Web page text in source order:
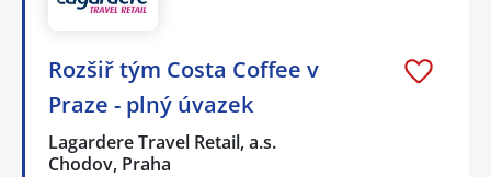
Rozšiř tým Costa Coffee v
Praze - plný úvazek
Lagardere Travel Retail, a.s.
Chodov, Praha